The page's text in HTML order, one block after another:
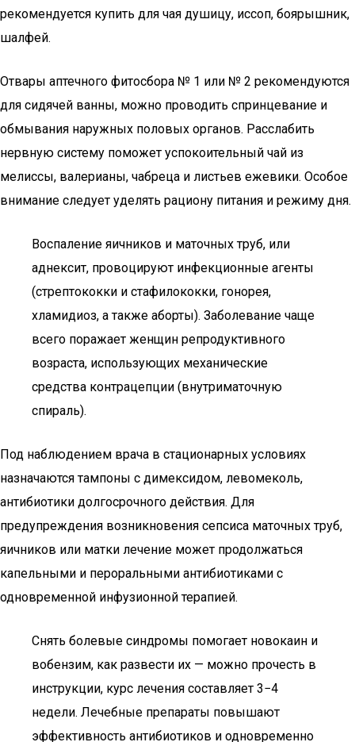
рекомендуется купить для чая душицу, иссоп, боярышник,
шалфей.
Отвары аптечного фитосбора № 1 или № 2 рекомендуются
для сидячей ванны, можно проводить спринцевание и
обмывания наружных половых органов. Расслабить
нервную систему поможет успокоительный чай из
мелиссы, валерианы, чабреца и листьев ежевики. Особое
внимание следует уделять рациону питания и режиму дня.
Воспаление яичников и маточных труб, или
аднексит, провоцируют инфекционные агенты
(стрептококки и стафилококки, гонорея,
хламидиоз, а также аборты). Заболевание чаще
всего поражает женщин репродуктивного
возраста, использующих механические
средства контрацепции (внутриматочную
спираль).
Под наблюдением врача в стационарных условиях
назначаются тампоны с димексидом, левомеколь,
антибиотики долгосрочного действия. Для
предупреждения возникновения сепсиса маточных труб,
яичников или матки лечение может продолжаться
капельными и пероральными антибиотиками с
одновременной инфузионной терапией.
Снять болевые синдромы помогает новокаин и
вобензим, как развести их — можно прочесть в
инструкции, курс лечения составляет 3−4
недели. Лечебные препараты повышают
эффективность антибиотиков и одновременно